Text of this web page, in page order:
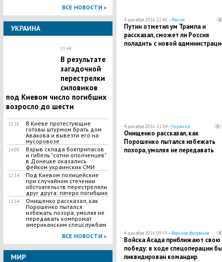
ВСЕ НОВОСТИ »
УКРАИНА
15:44
В результате
загадочной
перестрелки
силовиков
под Киевом число погибших
возросло до шести
15:18
В Киеве протестующие
готовы штурмом брать дом
Авакова и вывезти его на
мусоровозе
14:08
Взрыв склада боеприпасов
и гибель "сотни ополченцев"
в Донецке оказались
фейком украинских СМИ
12:14
Под Киевом полицейские
при случайном стечении
обстоятельств перестреляли
друг друга: пятеро погибших
11:34
Онищенко рассказал, как
Порошенко пытался
избежать позора, умоляя не
передавать компромат
американским спецслужбам
ВСЕ НОВОСТИ »
МИР
4 декабря 2016, 12:41 —Россия
Путин отметил ум Трампа и
рассказал, сможет ли Россия
поладить с новой
4 декабря 2016, 11:34 —Украина
Онищенко рассказал, как
Порошенко пытался избежать
позора, умоляя не передавать
4 декабря 2016, 09:55 —Военное обозрение
Войска Асада приближают свою
победу: в ходе спецоперации
ликвидирован командир